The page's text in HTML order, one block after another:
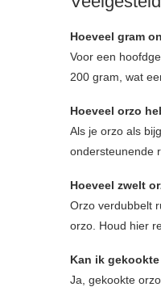
Hoeveel gram
Voor een
200 gram, wat
Hoeveel orzo
Als je orzo als
ondersteunende
Hoeveel zwelt
Orzo verdubbelt
orzo. Houd hier
Kan ik
Ja, gekookte